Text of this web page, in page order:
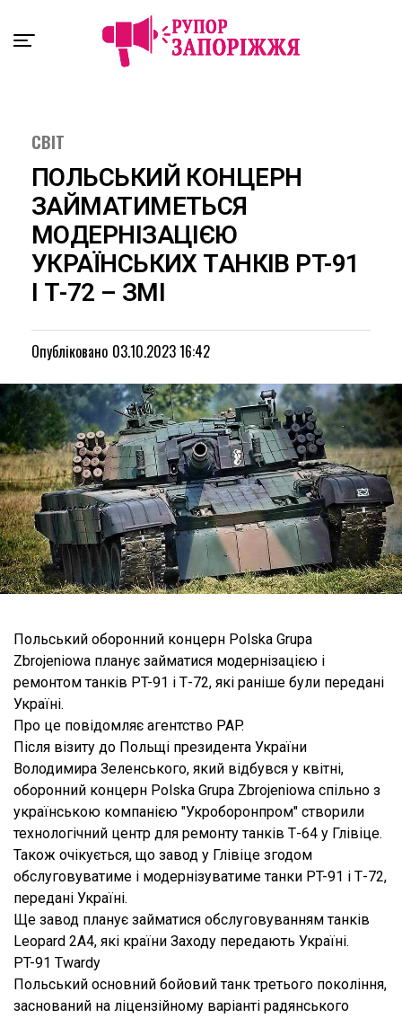
СВІТ
ПОЛЬСЬКИЙ КОНЦЕРН
ЗАЙМАТИМЕТЬСЯ
МОДЕРНІЗАЦІЄЮ
УКРАЇНСЬКИХ ТАНКІВ PT-91
І Т-72 – ЗМІ
Опубліковано 03.10.2023 16:42
Польський оборонний концерн Polska Grupa
Zbrojeniowa планує займатися модернізацією і
ремонтом танків PT-91 і Т-72, які раніше були передані
Україні.
Про це повідомляє агентство PAP.
Після візиту до Польщі президента України
Володимира Зеленського, який відбувся у квітні,
оборонний концерн Polska Grupa Zbrojeniowa спільно з
українською компанією "Укроборонпром" створили
технологічний центр для ремонту танків Т-64 у Глівіце.
Також очікується, що завод у Глівіце згодом
обслуговуватиме і модернізуватиме танки PT-91 і Т-72,
передані Україні.
Ще завод планує займатися обслуговуванням танків
Leopard 2A4, які країни Заходу передають Україні.
PT-91 Twardy
Польський основний бойовий танк третього покоління,
заснований на ліцензійному варіанті радянського
Exit mobile version